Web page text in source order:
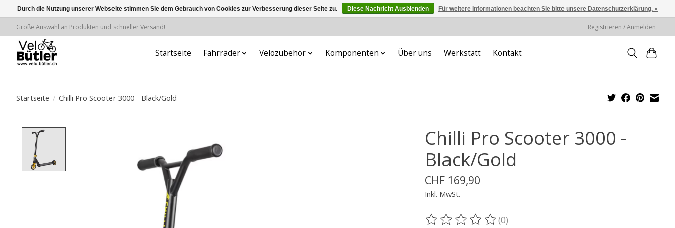
Große Auswahl an Produkten und schneller Versand! Registrieren / Anmelden
Startseite Fahrräder Velozubehör Komponenten Über uns Werkstatt Kontakt
Startseite / Chilli Pro Scooter 3000 - Black/Gold
Chilli Pro Scooter 3000 -
Black/Gold
CHF 169,90
Inkl. MwSt.
(0)
Durch die Nutzung unserer Webseite stimmen Sie dem Gebrauch von Cookies zur Verbesserung dieser Seite zu. Diese Nachricht Ausblenden Für weitere Informationen beachten Sie bitte unsere Datenschutzerklärung. »